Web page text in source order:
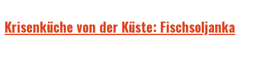
Krisenküche von der Küste: Fischsoljanka